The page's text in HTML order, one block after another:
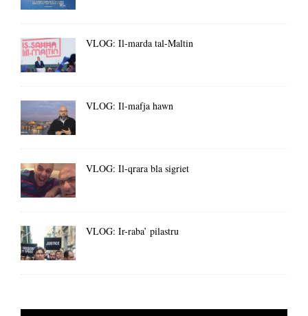
VLOG: Il-marda tal-Maltin
VLOG: Il-mafja hawn
VLOG: Il-qrara bla sigriet
VLOG: Ir-raba’ pilastru